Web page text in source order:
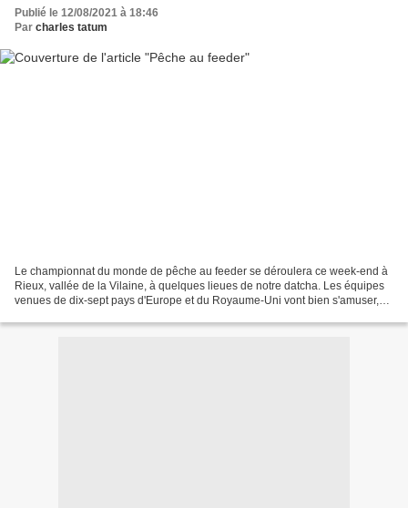
Publié le 12/08/2021 à 18:46
Par charles tatum
Le championnat du monde de pêche au feeder se déroulera ce week-end à
Rieux, vallée de la Vilaine, à quelques lieues de notre datcha. Les équipes
venues de dix-sept pays d'Europe et du Royaume-Uni vont bien s'amuser,